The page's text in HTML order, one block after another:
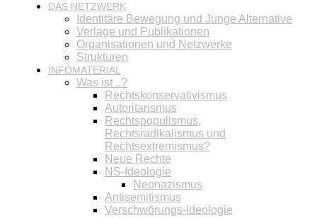
DAS NETZWERK
Identitäre Bewegung und Junge Alternative
Verlage und Publikationen
Organisationen und Netzwerke
Strukturen
INFOMATERIAL
Was ist ..?
Rechtskonservativismus
Autoritarismus
Rechtspopulismus,
Rechtsradikalismus und
Rechtsextremismus?
Neue Rechte
NS-Ideologie
Neonazismus
Antisemitismus
Verschwörungs-Ideologie